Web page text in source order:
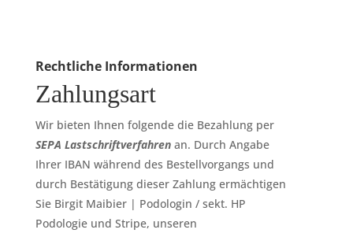
Rechtliche Informationen
Zahlungsart
Wir bieten Ihnen folgende die Bezahlung per
SEPA Lastschriftverfahrenan. Durch Angabe
Ihrer IBAN während des Bestellvorgangs und
durch Bestätigung dieser Zahlung ermächtigen
Sie Birgit Maibier | Podologin / sekt. HP
Podologie und Stripe, unseren